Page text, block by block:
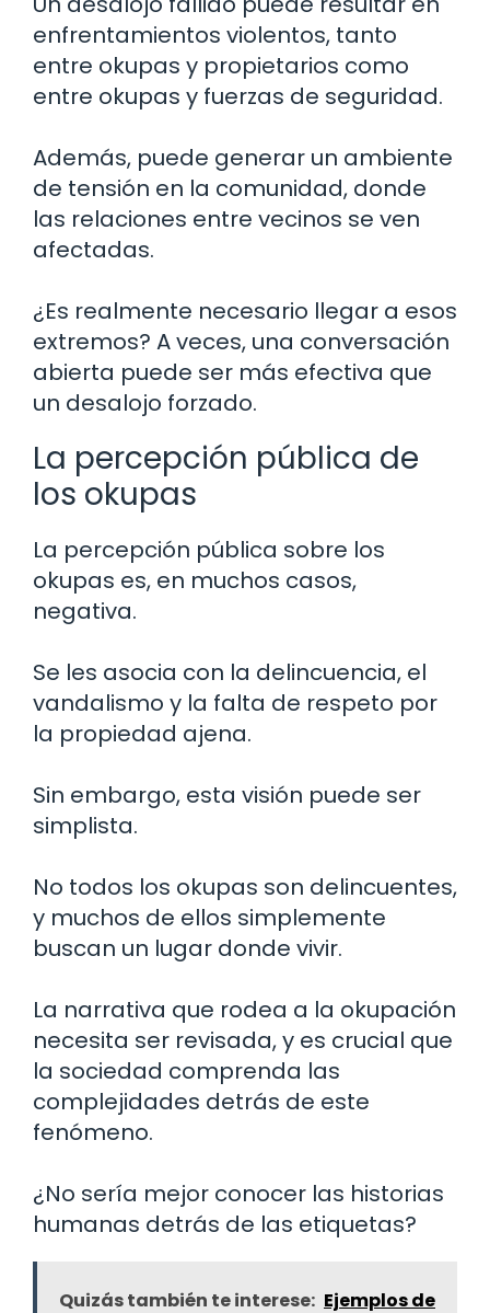
enfrentamientos violentos, tanto
entre okupas y propietarios como
entre okupas y fuerzas de seguridad.
Además, puede generar un ambiente
de tensión en la comunidad, donde
las relaciones entre vecinos se ven
afectadas.
¿Es realmente necesario llegar a esos
extremos? A veces, una conversación
abierta puede ser más efectiva que
un desalojo forzado.
La percepción pública de
los okupas
La percepción pública sobre los
okupas es, en muchos casos,
negativa.
Se les asocia con la delincuencia, el
vandalismo y la falta de respeto por
la propiedad ajena.
Sin embargo, esta visión puede ser
simplista.
No todos los okupas son delincuentes,
y muchos de ellos simplemente
buscan un lugar donde vivir.
La narrativa que rodea a la okupación
necesita ser revisada, y es crucial que
la sociedad comprenda las
complejidades detrás de este
fenómeno.
¿No sería mejor conocer las historias
humanas detrás de las etiquetas?
Quizás también te interese: Ejemplos de